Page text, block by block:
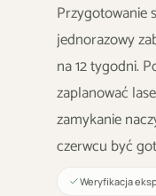
Przygotowanie
jednorazowy
na 12 tygodni.
zaplanować
zamykanie
czerwcu być
Weryfikacja